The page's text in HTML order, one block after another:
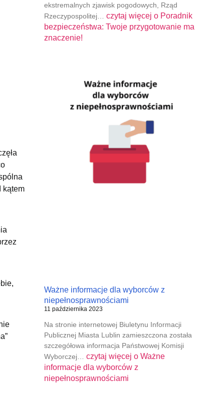
kątem
ekstremalnych zjawisk pogodowych, Rząd
Rzeczypospolitej… czytaj więcej oPoradnik
bezpieczeństwa: Twoje przygotowanie ma
znaczenie!
Ważne informacje dla wyborców z
niepełnosprawnościami
11 października 2023
Na stronie internetowej Biuletynu Informacji
Publicznej Miasta Lublin zamieszczona została
szczegółowa informacja Państwowej Komisji
Wyborczej… czytaj więcej oWażne
informacje dla wyborców z
niepełnosprawnościami